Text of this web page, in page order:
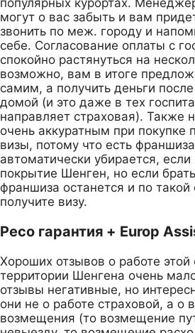
могут о вас забыть и вам
звонить по меж. городу и
себе. Согласование оплаты с
спокойно растянуться на
возможно, вам в итоге
самим, а получить деньги
домой (и это даже в тех
направляет страховая). Также
очень аккуратным при покупке
визы, потому что есть
автоматически убирается,
покрытие Шенген, но если
франшиза останется и по такой
получите визу.
Ресо гарантия + Europ
Хороших отзывов о работе этой
территории Шенгена очень
отзывы негативные, но
они не о работе страховой, а о
возмещения (то возмещение